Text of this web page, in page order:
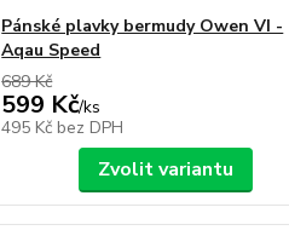
Pánské plavky bermudy Owen VI -
Aqau Speed
689 Kč
599 Kč/ks
495 Kč bez DPH
Zvolit variantu